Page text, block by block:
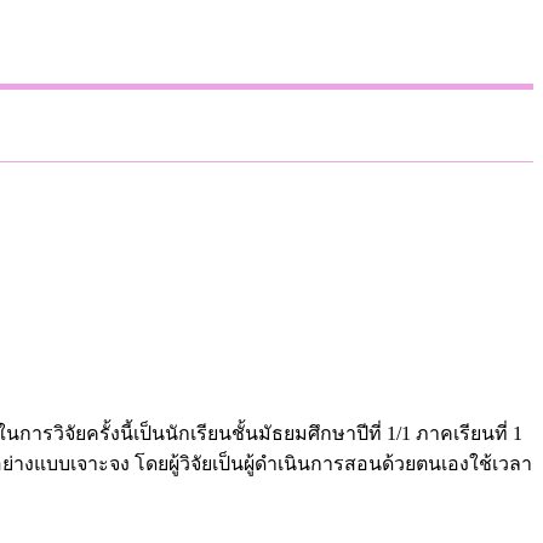
ารวิจัยครั้งนี้เป็นนักเรียนชั้นมัธยมศึกษาปีที่ 1/1 ภาคเรียนที่ 1
แบบเจาะจง โดยผู้วิจัยเป็นผู้ดำเนินการสอนด้วยตนเองใช้เวลา